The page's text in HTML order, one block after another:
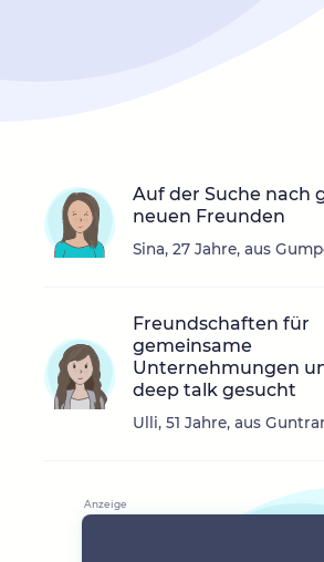
Auf der Suche nach
neuen Freunden
Sina, 27 Jahre, aus
Freundschaften für
gemeinsame
Unternehmungen
deep talk gesucht
Ulli, 51 Jahre, aus